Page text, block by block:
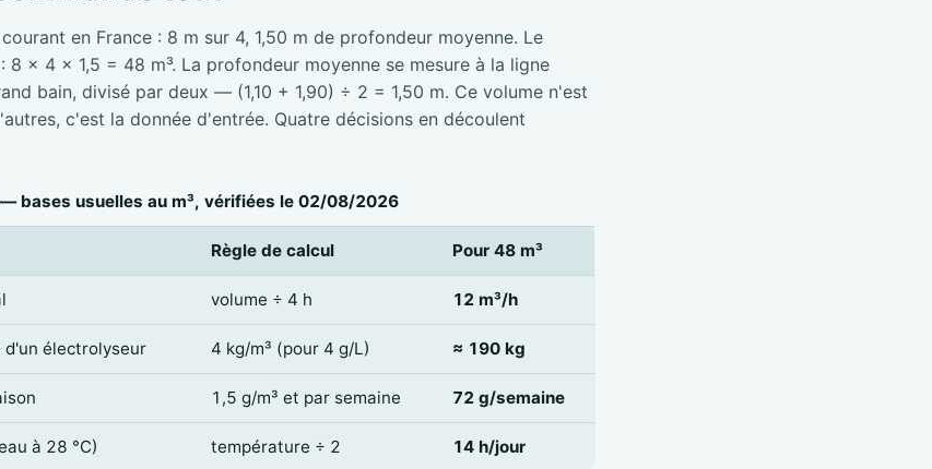
en France : 8 m sur 4, 1,50 m de profondeur moyenne. Le
8 × 4 × 1,5 = 48 m³. La profondeur moyenne se mesure à la ligne
bain, divisé par deux — (1,10 + 1,90) ÷ 2 = 1,50 m. Ce volume n'est
c'est la donnée d'entrée. Quatre décisions en découlent
bases usuelles au m³, vérifiées le 02/08/2026
Règle de calcul Pour 48 m³
volume ÷ 4 h 12 m³/h
d'un électrolyseur 4 kg/m³ (pour 4 g/L) ≈ 190 kg
1,5 g/m³ et par semaine 72 g/semaine
à 28 °C) température ÷ 2 14 h/jour